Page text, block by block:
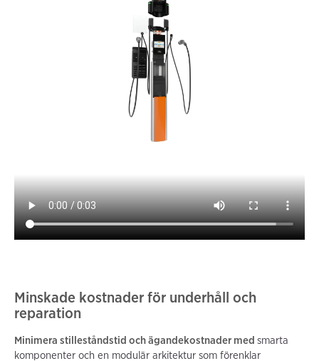
Minskade kostnader för underhåll och
reparation
Minimera stilleståndstid och ägandekostnader med smarta
komponenter och en modulär arkitektur som förenklar